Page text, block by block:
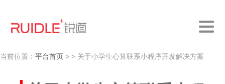
当前位置： 平台首页 > > 关于小学生心算联系小程序开发解决方案